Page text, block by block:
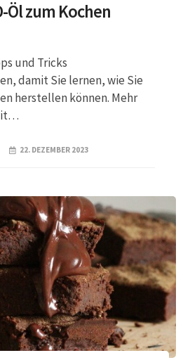
Öl zum Kochen
und Tricks
damit Sie lernen, wie Sie
herstellen können. Mehr
22. DEZEMBER 2023